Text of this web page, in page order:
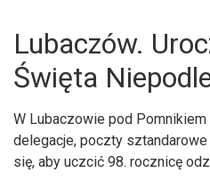
Lubaczów.
Święta
W Lubaczowie pod
delegacje, poczty
się, aby uczcić 98. rocznicę